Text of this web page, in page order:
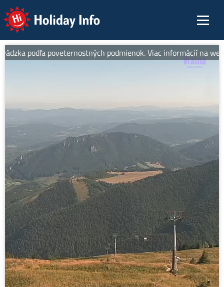
Holiday Info
podľa poveternostných podmienok. Viac informácií na